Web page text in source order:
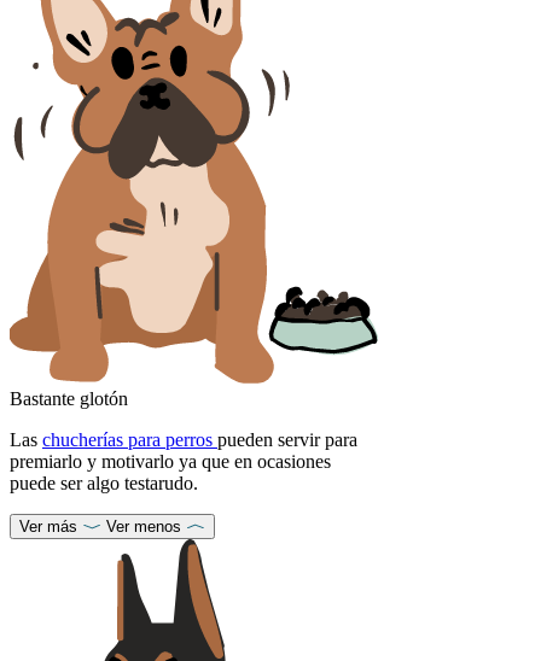
Bastante glotón
Las chucherías para perros pueden servir para
premiarlo y motivarlo ya que en ocasiones
puede ser algo testarudo.
Ver más Ver menos